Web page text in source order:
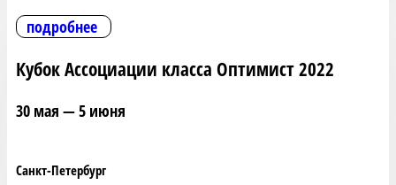
подробнее
Кубок Ассоциации класса Оптимист 2022
30 мая — 5 июня
Санкт-Петербург